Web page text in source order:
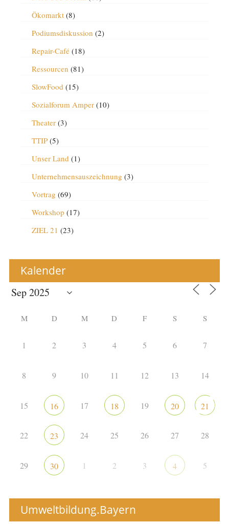
Ökomarkt(8)
Podiumsdiskussion (2)
Repair-Café(18)
Ressourcen (81)
SlowFood (15)
Sozialforum Amper(10)
Theater(3)
TTIP(5)
Unser Land (1)
Unternehmensauszeichnung (3)
Vortrag (69)
Workshop (17)
ZIEL 21 (23)
Kalender
M D M D F S S
1 2 3 4 5 6 7
8 9 10 11 12 13 14
15 16 17 18 19 20 21
22 23 24 25 26 27 28
29 30 1 2 3 4 5
Umweltbildung.Bayern